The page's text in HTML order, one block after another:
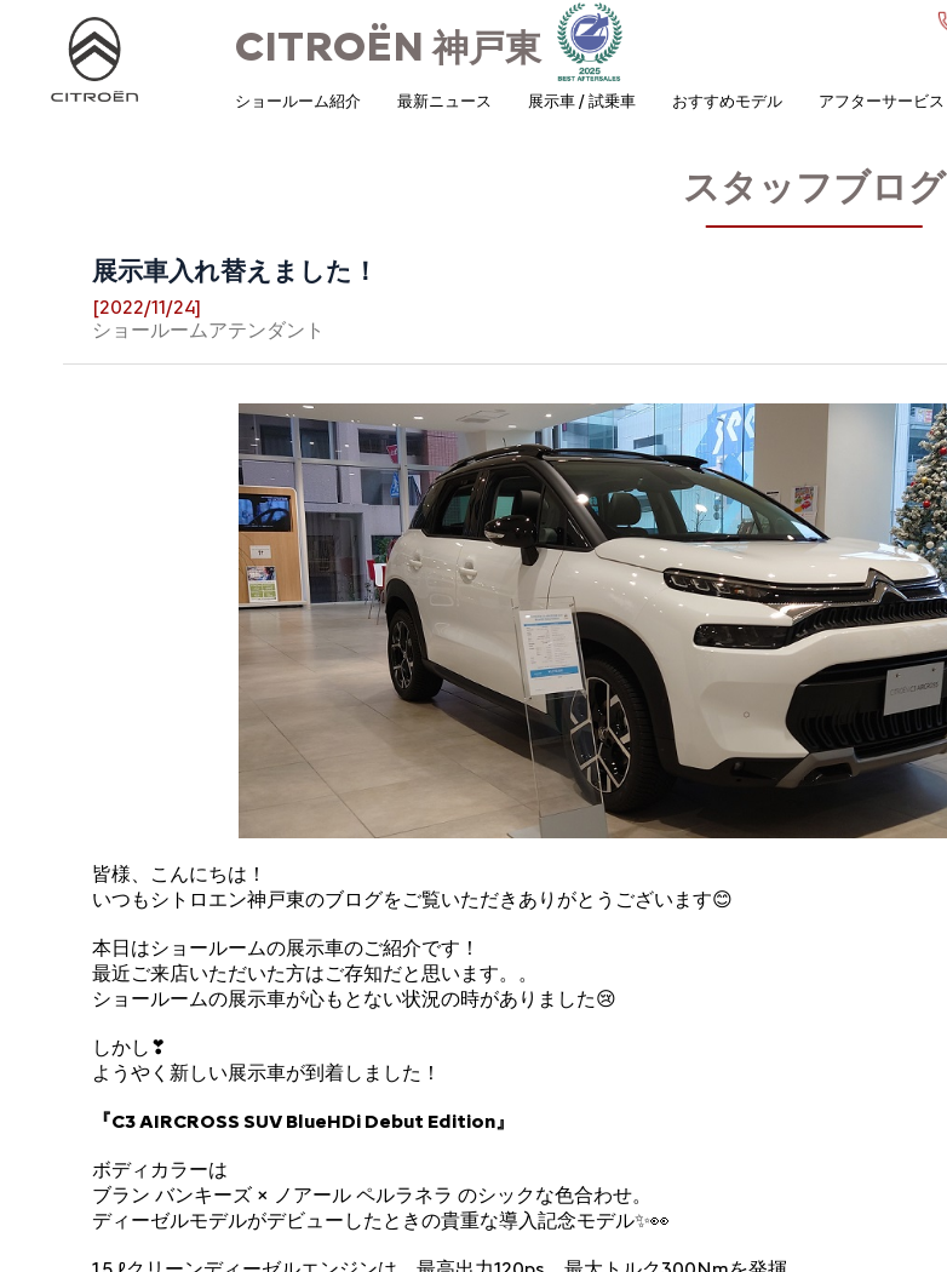
CITROËN神戸東
ショールーム紹介 最新ニュース 展示車 / 試乗車 おすすめモデル アフターサービス
スタッフブログ
展示車入れ替えました！
[2022/11/24]
ショールームアテンダント
皆様、こんにちは！
いつもシトロエン神戸東のブログをご覧いただきありがとうございます😊
本日はショールームの展示車のご紹介です！
最近ご来店いただいた方はご存知だと思います。。
ショールームの展示車が心もとない状況の時がありました😢
しかし❣
ようやく新しい展示車が到着しました！
『C3 AIRCROSS SUV BlueHDi Debut Edition』
ボディカラーは
ブラン バンキーズ × ノアール ペルラネラ のシックな色合わせ。
ディーゼルモデルがデビューしたときの貴重な導入記念モデル✨👀